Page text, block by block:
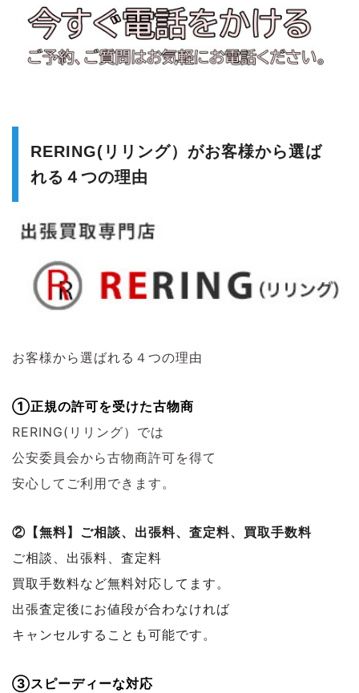
RERING(リリング）がお客様から選ば
れる４つの理由
お客様から選ばれる４つの理由
①正規の許可を受けた古物商
RERING(リリング）では
公安委員会から古物商許可を得て
安心してご利用できます。
②【無料】ご相談、出張料、査定料、買取手数料
ご相談、出張料、査定料
買取手数料など無料対応してます。
出張査定後にお値段が合わなければ
キャンセルすることも可能です。
③スピーディーな対応